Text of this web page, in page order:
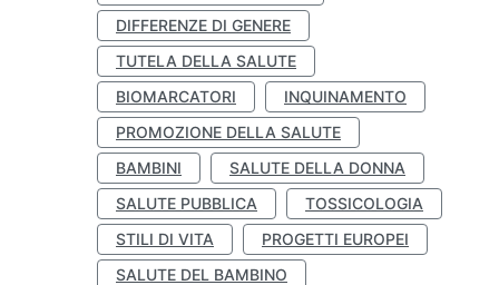
DIFFERENZE DI GENERE
TUTELA DELLA SALUTE
BIOMARCATORI
INQUINAMENTO
PROMOZIONE DELLA SALUTE
BAMBINI
SALUTE DELLA DONNA
SALUTE PUBBLICA
TOSSICOLOGIA
STILI DI VITA
PROGETTI EUROPEI
SALUTE DEL BAMBINO